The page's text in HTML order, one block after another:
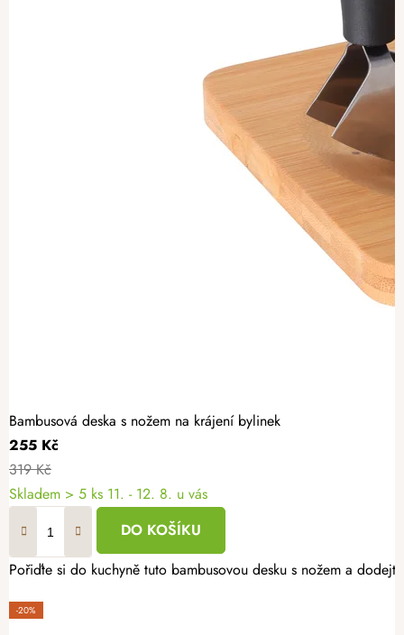
Bambusová deska s nožem na krájení bylinek
255 Kč
319 Kč
Skladem > 5 ks 11. - 12. 8. u vás
DO KOŠÍKU
Pořiďte si do kuchyně tuto bambusovou desku s nožem a
-20%